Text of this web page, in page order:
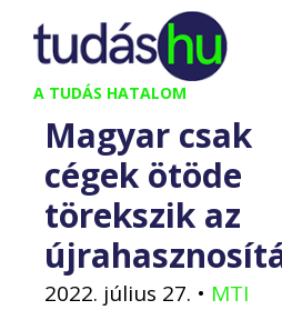
Kilépés
tartalomba
A TUDÁS HATALOM
Magyar csak
cégek ötöde
törekszik az
2022. július 27. • MTI